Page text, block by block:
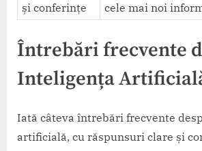
și conferințe
cele mai noi
Întrebări frecvente
Inteligența
Iată câteva întrebări frecvente
artificială, cu răspunsuri clare și